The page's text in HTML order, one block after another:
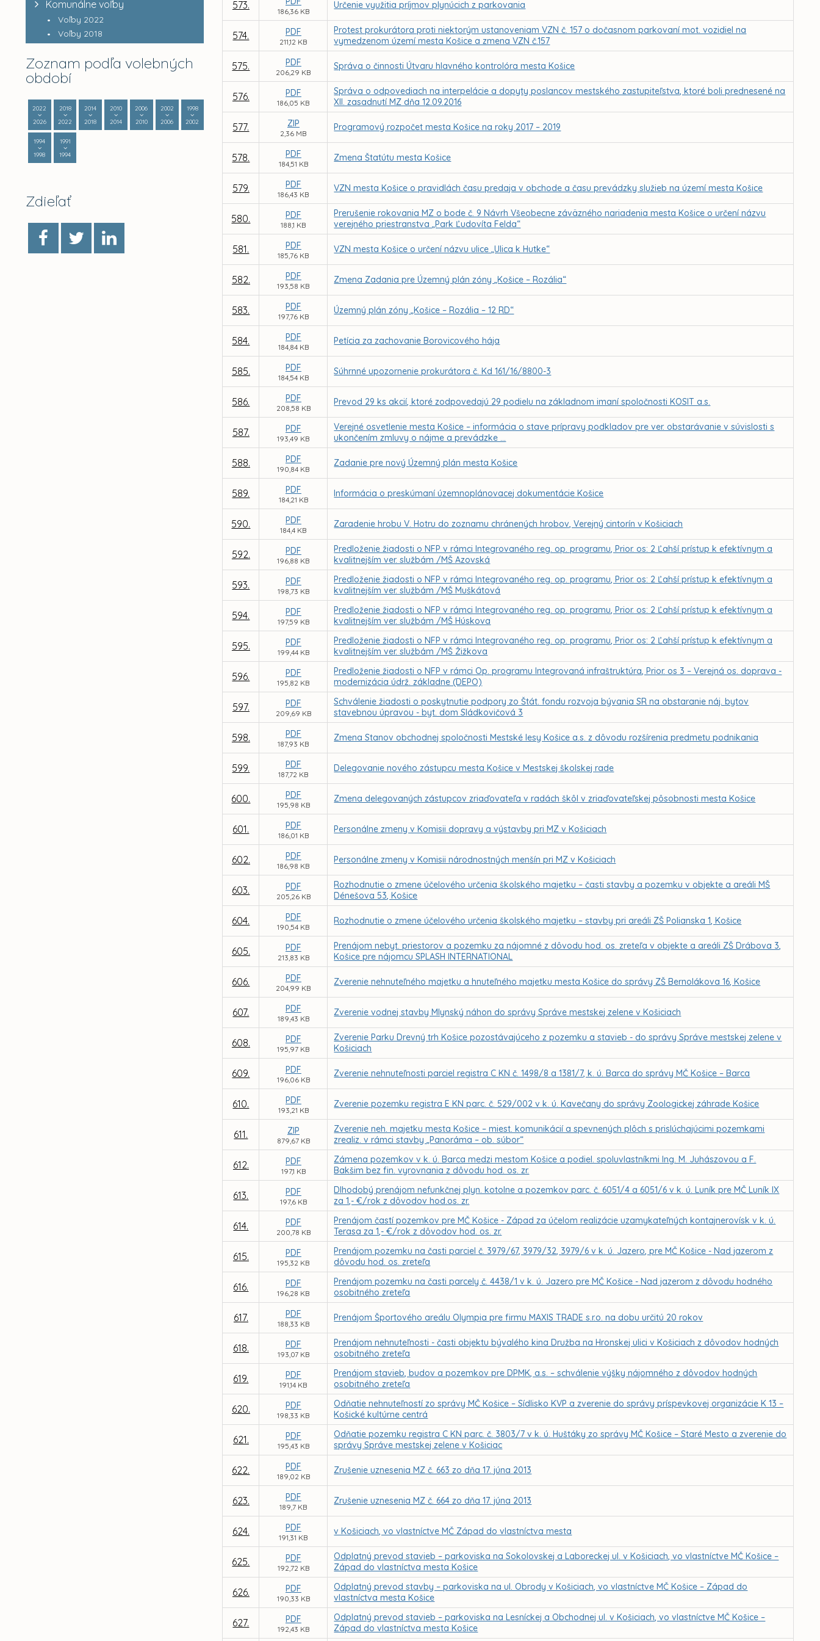
Komunálne voľby
Voľby 2022
Voľby 2018
Zoznam podľa volebných
období
2022
2026
2018
2022
2014
2018
2010
2014
2006
2010
2002
2006
1998
2002
1994
1998
1991
1994
Zdieľať
573.
186,36 KB
Určenie využitia príjmov plynúcich z parkovania
574. PDF
211,12 KB
Protest prokurátora proti niektorým ustanoveniam VZN č. 157 o dočasnom parkovaní mot. vozidiel na
vymedzenom území mesta Košice a zmena VZN č.157
575. PDF
206,29 KB
Správa o činnosti Útvaru hlavného kontrolóra mesta Košice
576. PDF
186,05 KB
Správa o odpovediach na interpelácie a dopyty poslancov mestského zastupiteľstva, ktoré boli prednesené na
XII. zasadnutí MZ dňa 12.09.2016
577. ZIP
2,36 MB
Programový rozpočet mesta Košice na roky 2017 – 2019
578. PDF
184,51 KB
Zmena Štatútu mesta Košice
579. PDF
186,43 KB
VZN mesta Košice o pravidlách času predaja v obchode a času prevádzky služieb na území mesta Košice
580. PDF
188,1 KB
Prerušenie rokovania MZ o bode č. 9 Návrh Všeobecne záväzného nariadenia mesta Košice o určení názvu
verejného priestranstva „Park Ľudovíta Felda“
581. PDF
185,76 KB
VZN mesta Košice o určení názvu ulice „Ulica k Hutke“
582. PDF
193,58 KB
Zmena Zadania pre Územný plán zóny „Košice – Rozália“
583. PDF
197,76 KB
Územný plán zóny „Košice – Rozália – 12 RD“
584. PDF
184,84 KB
Petícia za zachovanie Borovicového hája
585. PDF
184,54 KB
Súhrnné upozornenie prokurátora č. Kd 161/16/8800-3
586. PDF
208,58 KB
Prevod 29 ks akcií, ktoré zodpovedajú 29 podielu na základnom imaní spoločnosti KOSIT a.s.
587. PDF
193,49 KB
Verejné osvetlenie mesta Košice – informácia o stave prípravy podkladov pre ver. obstarávanie v súvislosti s
ukončením zmluvy o nájme a prevádzke ...
588. PDF
190,84 KB
Zadanie pre nový Územný plán mesta Košice
589. PDF
184,21 KB
Informácia o preskúmaní územnoplánovacej dokumentácie Košice
590. PDF
184,4 KB
Zaradenie hrobu V. Hotru do zoznamu chránených hrobov, Verejný cintorín v Košiciach
592. PDF
196,88 KB
Predloženie žiadosti o NFP v rámci Integrovaného reg. op. programu, Prior. os: 2 Ľahší prístup k efektívnym a
kvalitnejším ver. službám /MŠ Azovská
593. PDF
198,73 KB
Predloženie žiadosti o NFP v rámci Integrovaného reg. op. programu, Prior. os: 2 Ľahší prístup k efektívnym a
kvalitnejším ver. službám /MŠ Muškátová
594. PDF
197,59 KB
Predloženie žiadosti o NFP v rámci Integrovaného reg. op. programu, Prior. os: 2 Ľahší prístup k efektívnym a
kvalitnejším ver. službám /MŠ Húskova
595. PDF
199,44 KB
Predloženie žiadosti o NFP v rámci Integrovaného reg. op. programu, Prior. os: 2 Ľahší prístup k efektívnym a
kvalitnejším ver. službám /MŠ Žižkova
596. PDF
195,82 KB
Predloženie žiadosti o NFP v rámci Op. programu Integrovaná infraštruktúra, Prior. os 3 – Verejná os. doprava -
modernizácia údrž. základne (DEPO)
597. PDF
209,69 KB
Schválenie žiadosti o poskytnutie podpory zo Štát. fondu rozvoja bývania SR na obstaranie náj. bytov
stavebnou úpravou - byt. dom Sládkovičová 3
598. PDF
187,93 KB
Zmena Stanov obchodnej spoločnosti Mestské lesy Košice a.s. z dôvodu rozšírenia predmetu podnikania
599. PDF
187,72 KB
Delegovanie nového zástupcu mesta Košice v Mestskej školskej rade
600. PDF
195,98 KB
Zmena delegovaných zástupcov zriaďovateľa v radách škôl v zriaďovateľskej pôsobnosti mesta Košice
601. PDF
186,01 KB
Personálne zmeny v Komisii dopravy a výstavby pri MZ v Košiciach
602. PDF
186,98 KB
Personálne zmeny v Komisii národnostných menšín pri MZ v Košiciach
603. PDF
205,26 KB
Rozhodnutie o zmene účelového určenia školského majetku – časti stavby a pozemku v objekte a areáli MŠ
Dénešova 53, Košice
604. PDF
190,54 KB
Rozhodnutie o zmene účelového určenia školského majetku – stavby pri areáli ZŠ Polianska 1, Košice
605. PDF
213,83 KB
Prenájom nebyt. priestorov a pozemku za nájomné z dôvodu hod. os. zreteľa v objekte a areáli ZŠ Drábova 3,
Košice pre nájomcu SPLASH INTERNATIONAL
606. PDF
204,99 KB
Zverenie nehnuteľného majetku a hnuteľného majetku mesta Košice do správy ZŠ Bernolákova 16, Košice
607. PDF
189,43 KB
Zverenie vodnej stavby Mlynský náhon do správy Správe mestskej zelene v Košiciach
608. PDF
195,97 KB
Zverenie Parku Drevný trh Košice pozostávajúceho z pozemku a stavieb - do správy Správe mestskej zelene v
Košiciach
609. PDF
196,06 KB
Zverenie nehnuteľnosti parciel registra C KN č. 1498/8 a 1381/7, k. ú. Barca do správy MČ Košice – Barca
610. PDF
193,21 KB
Zverenie pozemku registra E KN parc. č. 529/002 v k. ú. Kavečany do správy Zoologickej záhrade Košice
611. ZIP
879,67 KB
Zverenie neh. majetku mesta Košice – miest. komunikácií a spevnených plôch s prislúchajúcimi pozemkami
zrealiz. v rámci stavby „Panoráma – ob. súbor“
612. PDF
197,1 KB
Zámena pozemkov v k. ú. Barca medzi mestom Košice a podiel. spoluvlastníkmi Ing. M. Juhászovou a F.
Bakšim bez fin. vyrovnania z dôvodu hod. os. zr.
613. PDF
197,6 KB
Dlhodobý prenájom nefunkčnej plyn. kotolne a pozemkov parc. č. 6051/4 a 6051/6 v k. ú. Luník pre MČ Luník IX
za 1,- €/rok z dôvodov hod.os. zr.
614. PDF
200,78 KB
Prenájom častí pozemkov pre MČ Košice - Západ za účelom realizácie uzamykateľných kontajnerovísk v k. ú.
Terasa za 1,- €/rok z dôvodov hod. os. zr.
615. PDF
195,32 KB
Prenájom pozemku na časti parciel č. 3979/67, 3979/32, 3979/6 v k. ú. Jazero, pre MČ Košice - Nad jazerom z
dôvodu hod. os. zreteľa
616. PDF
196,28 KB
Prenájom pozemku na časti parcely č. 4438/1 v k. ú. Jazero pre MČ Košice - Nad jazerom z dôvodu hodného
osobitného zreteľa
617. PDF
188,33 KB
Prenájom Športového areálu Olympia pre firmu MAXIS TRADE s.r.o. na dobu určitú 20 rokov
618. PDF
193,07 KB
Prenájom nehnuteľnosti - časti objektu bývalého kina Družba na Hronskej ulici v Košiciach z dôvodov hodných
osobitného zreteľa
619. PDF
191,14 KB
Prenájom stavieb, budov a pozemkov pre DPMK, a.s. – schválenie výšky nájomného z dôvodov hodných
osobitného zreteľa
620. PDF
198,33 KB
Odňatie nehnuteľností zo správy MČ Košice – Sídlisko KVP a zverenie do správy príspevkovej organizácie K 13 –
Košické kultúrne centrá
621. PDF
195,43 KB
Odňatie pozemku registra C KN parc. č. 3803/7 v k. ú. Huštáky zo správy MČ Košice – Staré Mesto a zverenie do
správy Správe mestskej zelene v Košiciac
622. PDF
189,02 KB
Zrušenie uznesenia MZ č. 663 zo dňa 17. júna 2013
623. PDF
189,7 KB
Zrušenie uznesenia MZ č. 664 zo dňa 17. júna 2013
624. PDF
191,31 KB
v Košiciach, vo vlastníctve MČ Západ do vlastníctva mesta
625. PDF
192,72 KB
Odplatný prevod stavieb – parkoviska na Sokolovskej a Laboreckej ul. v Košiciach, vo vlastníctve MČ Košice –
Západ do vlastníctva mesta Košice
626. PDF
190,33 KB
Odplatný prevod stavby – parkoviska na ul. Obrody v Košiciach, vo vlastníctve MČ Košice – Západ do
vlastníctva mesta Košice
627. PDF
192,43 KB
Odplatný prevod stavieb – parkoviska na Lesníckej a Obchodnej ul. v Košiciach, vo vlastníctve MČ Košice –
Západ do vlastníctva mesta Košice